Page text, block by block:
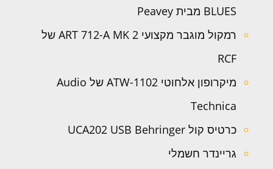
BLUES מבית Peavey
רמקול מוגבר מקצועי ART 712-A MK 2 של
RCF
מיקרופון אלחוטי ATW-1102 של Audio
Technica
כרטיס קול UCA202 USB Behringer
גריינדר חשמלי